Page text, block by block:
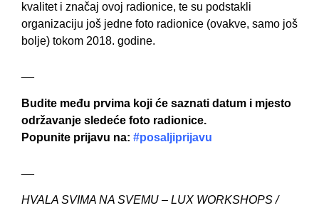
kvalitet i značaj ovoj radionice, te su podstakli
organizaciju još jedne foto radionice (ovakve, samo još
bolje) tokom 2018. godine.
Budite među prvima koji će saznati datum i mjesto
održavanje sledeće foto radionice.
Popunite prijavu na: #posaljiprijavu
HVALA SVIMA NA SVEMU – LUX WORKSHOPS /